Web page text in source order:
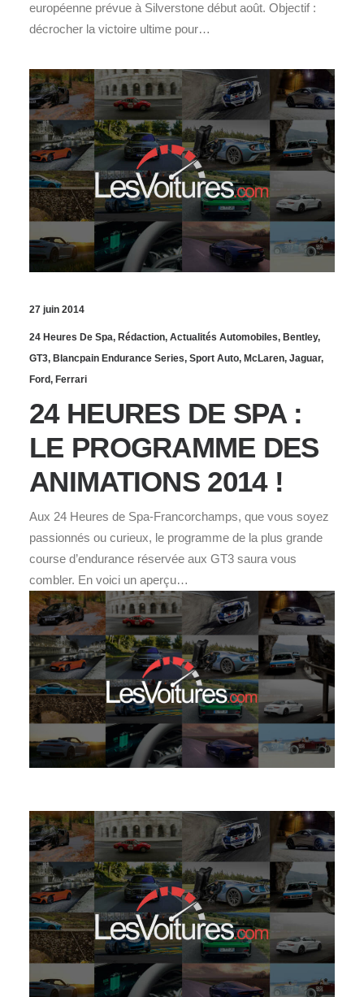
européenne prévue à Silverstone début août. Objectif :
décrocher la victoire ultime pour…
27 juin 2014
24 Heures De Spa, Rédaction, Actualités Automobiles, Bentley,
GT3, Blancpain Endurance Series, Sport Auto, McLaren, Jaguar,
Ford, Ferrari
24 HEURES DE SPA :
LE PROGRAMME DES
ANIMATIONS 2014 !
Aux 24 Heures de Spa-Francorchamps, que vous soyez
passionnés ou curieux, le programme de la plus grande
course d’endurance réservée aux GT3 saura vous
combler. En voici un aperçu…